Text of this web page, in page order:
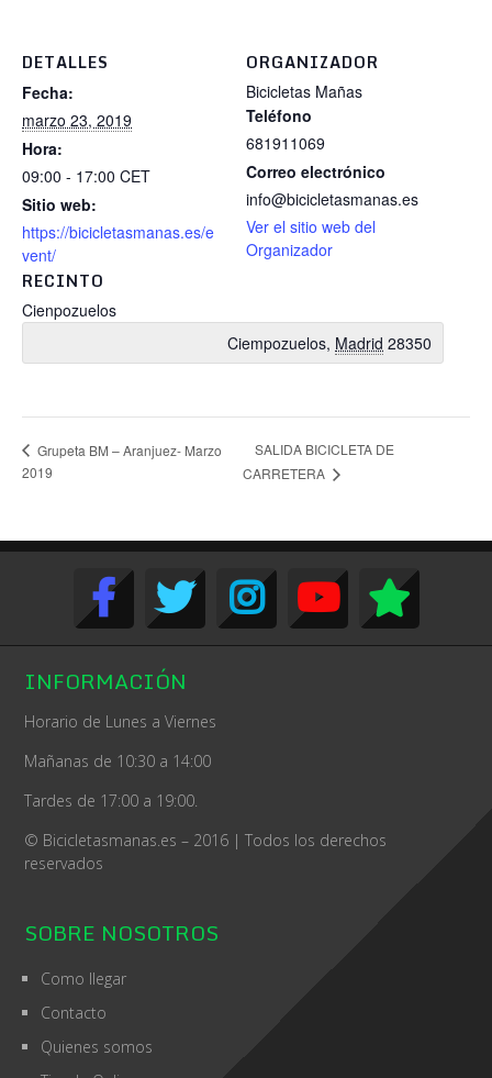
DETALLES
Fecha:
marzo 23, 2019
Hora:
09:00 - 17:00 CET
Sitio web:
https://bicicletasmanas.es/e
vent/
RECINTO
Cienpozuelos
Ciempozuelos, Madrid 28350
ORGANIZADOR
Bicicletas Mañas
Teléfono
681911069
Correo electrónico
info@bicicletasmanas.es
Ver el sitio web del
Organizador
Grupeta BM – Aranjuez- Marzo
2019
SALIDA BICICLETA DE
CARRETERA
INFORMACIÓN
Horario de Lunes a Viernes
Mañanas de 10:30 a 14:00
Tardes de 17:00 a 19:00.
© Bicicletasmanas.es – 2016 | Todos los derechos
reservados
SOBRE NOSOTROS
Como llegar
Contacto
Quienes somos